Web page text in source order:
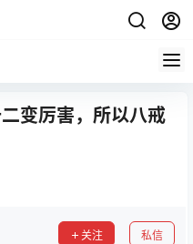
变厉害，所以八戒
关注 私信